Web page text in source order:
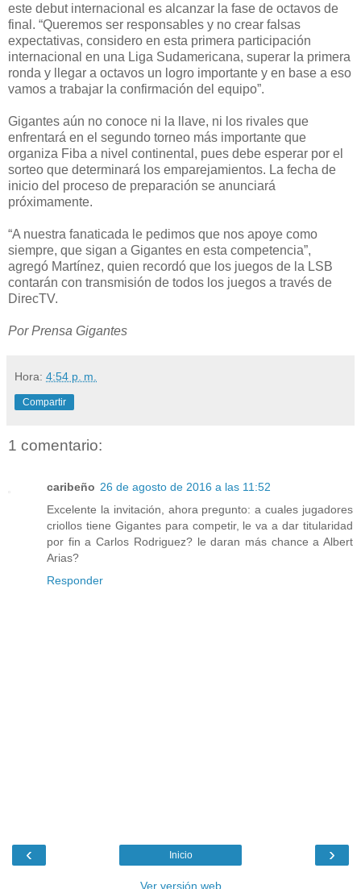
este debut internacional es alcanzar la fase de octavos de
final. “Queremos ser responsables y no crear falsas
expectativas, considero en esta primera participación
internacional en una Liga Sudamericana, superar la primera
ronda y llegar a octavos un logro importante y en base a eso
vamos a trabajar la confirmación del equipo”.
Gigantes aún no conoce ni la llave, ni los rivales que
enfrentará en el segundo torneo más importante que
organiza Fiba a nivel continental, pues debe esperar por el
sorteo que determinará los emparejamientos. La fecha de
inicio del proceso de preparación se anunciará
próximamente.
“A nuestra fanaticada le pedimos que nos apoye como
siempre, que sigan a Gigantes en esta competencia”,
agregó Martínez, quien recordó que los juegos de la LSB
contarán con transmisión de todos los juegos a través de
DirecTV.
Por Prensa Gigantes
Hora: 4:54 p. m.
Compartir
1 comentario:
caribeño 26 de agosto de 2016 a las 11:52
Excelente la invitación, ahora pregunto: a cuales jugadores
criollos tiene Gigantes para competir, le va a dar titularidad
por fin a Carlos Rodriguez? le daran más chance a Albert
Arias?
Responder
‹ ›
Inicio
Ver versión web